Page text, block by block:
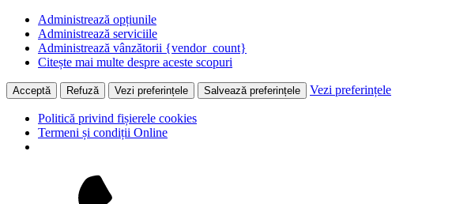
Administrează opțiunile
Administrează serviciile
Administrează vânzătorii {vendor_count}
Citește mai multe despre aceste scopuri
Acceptă Refuză Vezi preferințele Salvează preferințele Vezi preferințele
Politică privind fișierele cookies
Termeni și condiții Online